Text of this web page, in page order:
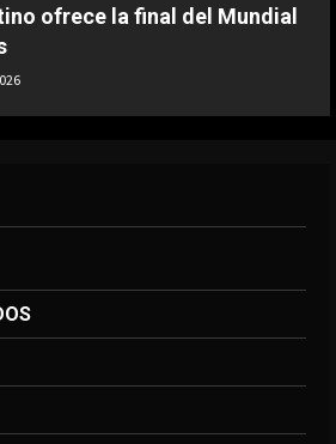
ya enamora a los seguidores
Al-Hilal
Agosto 6, 2026
ofrece la final del Mundial